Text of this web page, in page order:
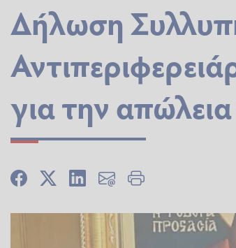
Δήλωση
για την